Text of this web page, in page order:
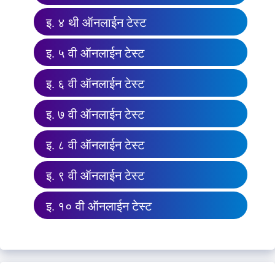
इ. ४ थी ऑनलाईन टेस्ट
इ. ५ वी ऑनलाईन टेस्ट
इ. ६ वी ऑनलाईन टेस्ट
इ. ७ वी ऑनलाईन टेस्ट
इ. ८ वी ऑनलाईन टेस्ट
इ. ९ वी ऑनलाईन टेस्ट
इ. १० वी ऑनलाईन टेस्ट